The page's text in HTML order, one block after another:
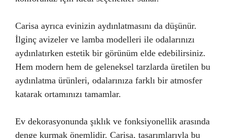
Carisa ayrıca evinizin aydınlatmasını da düşünür.
İlginç avizeler ve lamba modelleri ile odalarınızı
aydınlatırken estetik bir görünüm elde edebilirsiniz.
Hem modern hem de geleneksel tarzlarda üretilen bu
aydınlatma ürünleri, odalarınıza farklı bir atmosfer
katarak ortamınızı tamamlar.
Ev dekorasyonunda şıklık ve fonksiyonellik arasında
denge kurmak önemlidir. Carisa, tasarımlarıyla bu